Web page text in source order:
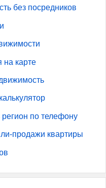
без посредников
на карте
по телефону
продажи квартиры